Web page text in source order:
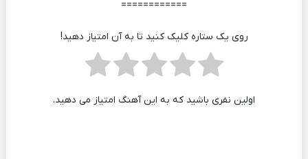
============
روی یک ستاره کلیک کنید تا به آن امتیاز دهید!
اولین نفری باشید که به این آهنگ امتیاز می دهید.